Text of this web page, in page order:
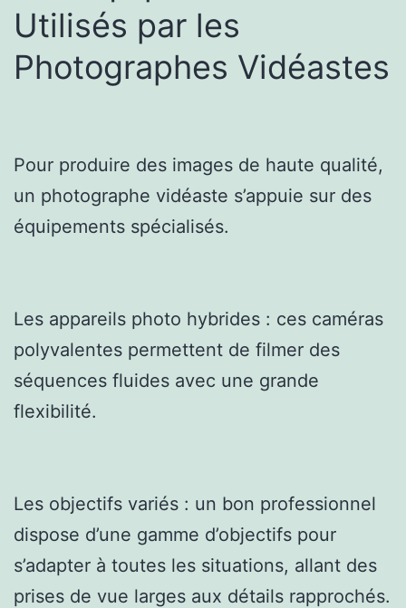
Utilisés par les
Photographes Vidéastes
Pour produire des images de haute qualité,
un photographe vidéaste s’appuie sur des
équipements spécialisés.
Les appareils photo hybrides : ces caméras
polyvalentes permettent de filmer des
séquences fluides avec une grande
flexibilité.
Les objectifs variés : un bon professionnel
dispose d’une gamme d’objectifs pour
s’adapter à toutes les situations, allant des
prises de vue larges aux détails rapprochés.